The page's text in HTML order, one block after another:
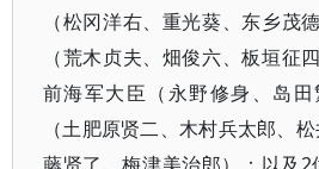
（松冈洋右、重光葵、东乡茂
（荒木贞夫、畑俊六、板垣征
前海军大臣（永野修身、岛
（土肥原贤二、木村兵太郎、